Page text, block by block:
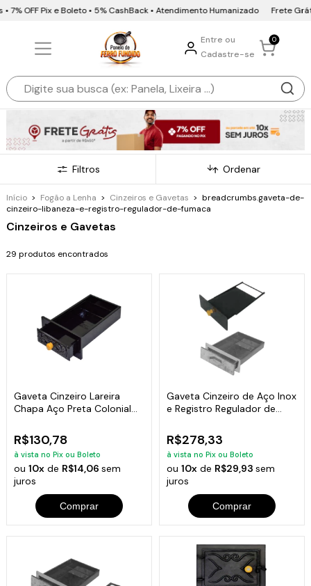
OFF Pix e Boleto • 5% CashBack • Atendimento Humanizado Frete Grátis •
Entre ou
Cadastre-se
0
Filtros Ordenar
Início > Fogão a Lenha > Cinzeiros e Gavetas > breadcrumbs.gaveta-de-
cinzeiro-libaneza-e-registro-regulador-de-fumaca
Cinzeiros e Gavetas
29 produtos encontrados
Gaveta Cinzeiro Lareira
Chapa Aço Preta Colonial
R$130,78
à vista no Pix ou Boleto
ou10x de R$14,06sem
juros
Comprar
Gaveta Cinzeiro de Aço Inox
e Registro Regulador de
R$278,33
à vista no Pix ou Boleto
ou 10xde R$29,93 sem
juros
Comprar